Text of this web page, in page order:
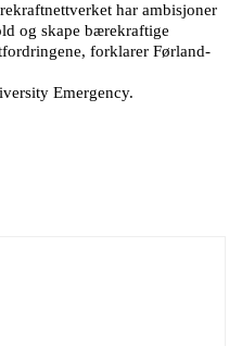
har ambisjoner
og skape bærekraftige
forklarer Førland-
Emergency.